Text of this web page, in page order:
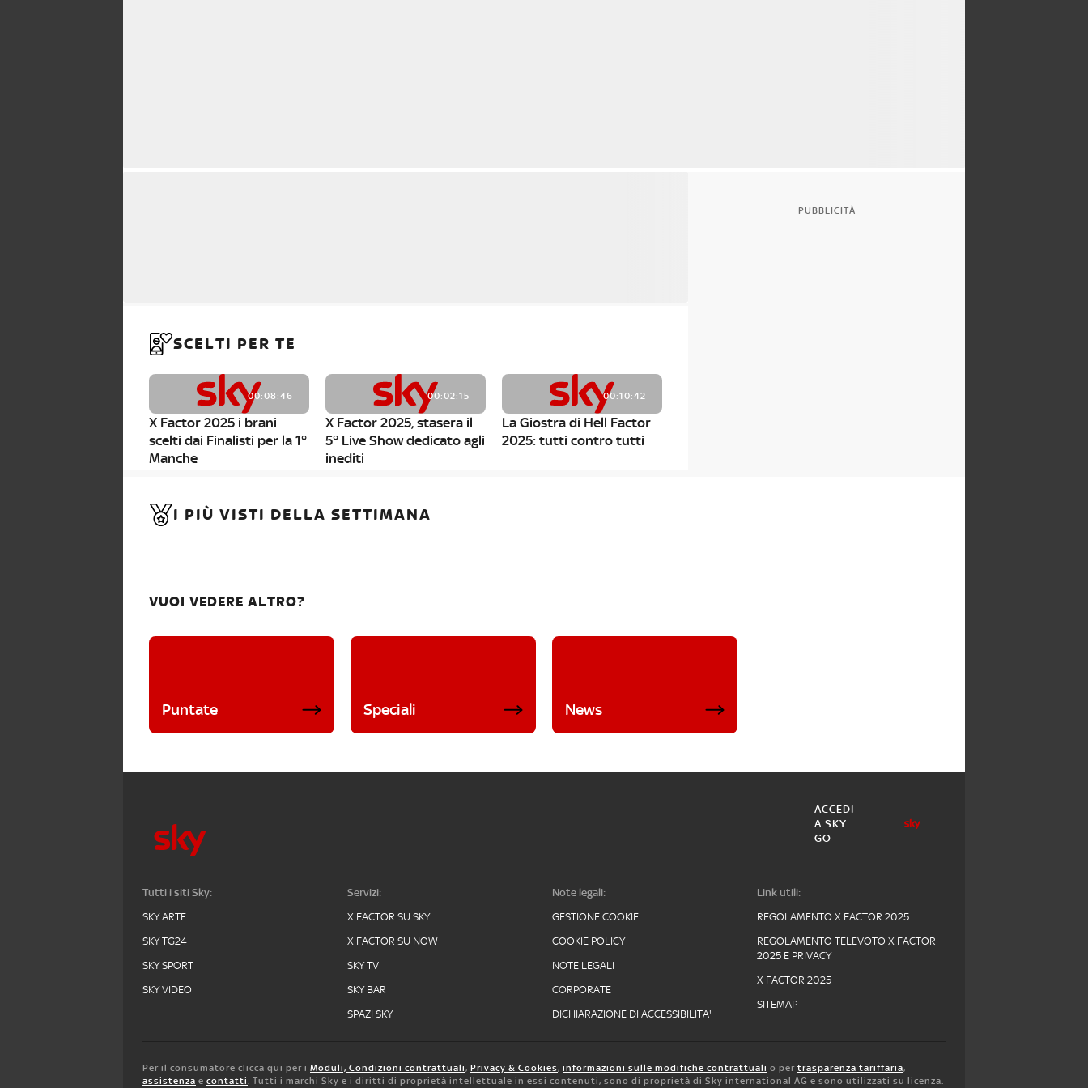
SCELTI PER TE
00:08:46
X Factor 2025 i brani
scelti dai Finalisti per la 1°
Manche
00:02:15
X Factor 2025, stasera il
5° Live Show dedicato agli
inediti
00:10:42
La Giostra di Hell Factor
2025: tutti contro tutti
PUBBLICITÀ
I PIÙ VISTI DELLA SETTIMANA
VUOI VEDERE ALTRO?
Puntate Speciali News
ACCEDI
A SKY
GO
Tutti i siti Sky:
SKY ARTE
SKY TG24
SKY SPORT
SKY VIDEO
Servizi:
X FACTOR SU SKY
X FACTOR SU NOW
SKY TV
SKY BAR
SPAZI SKY
Note legali:
GESTIONE COOKIE
COOKIE POLICY
NOTE LEGALI
CORPORATE
DICHIARAZIONE DI ACCESSIBILITA'
Link utili:
REGOLAMENTO X FACTOR 2025
REGOLAMENTO TELEVOTO X FACTOR
2025 E PRIVACY
X FACTOR 2025
SITEMAP
Per il consumatore clicca qui per i Moduli, Condizioni contrattuali, Privacy & Cookies, informazioni sulle modifiche contrattuali o per trasparenza tariffaria,
assistenza e contatti. Tutti i marchi Sky e i diritti di proprietà intellettuale in essi contenuti, sono di proprietà di Sky international AG e sono utilizzati su licenza.